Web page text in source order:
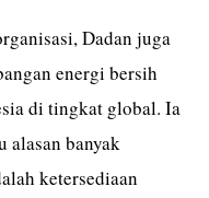
Dadan juga
energi bersih
di tingkat global. Ia
alasan banyak
ketersediaan